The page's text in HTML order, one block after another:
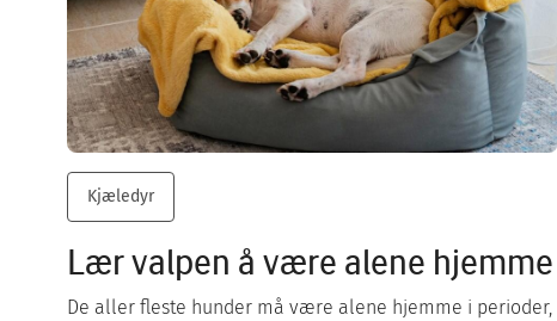
Kjæledyr
Lær valpen å være alene hjemme
De aller fleste hunder må være alene hjemme i perioder,